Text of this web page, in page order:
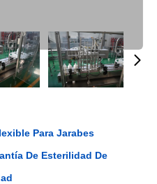
Para Jarabes
De Esterilidad De